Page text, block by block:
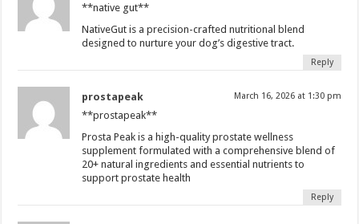
**native gut**
NativeGut is a precision-crafted nutritional blend
designed to nurture your dog’s digestive tract.
Reply
prostapeak March 16, 2026 at 1:30 pm
**prostapeak**
Prosta Peak is a high-quality prostate wellness
supplement formulated with a comprehensive blend of
20+ natural ingredients and essential nutrients to
support prostate health
Reply